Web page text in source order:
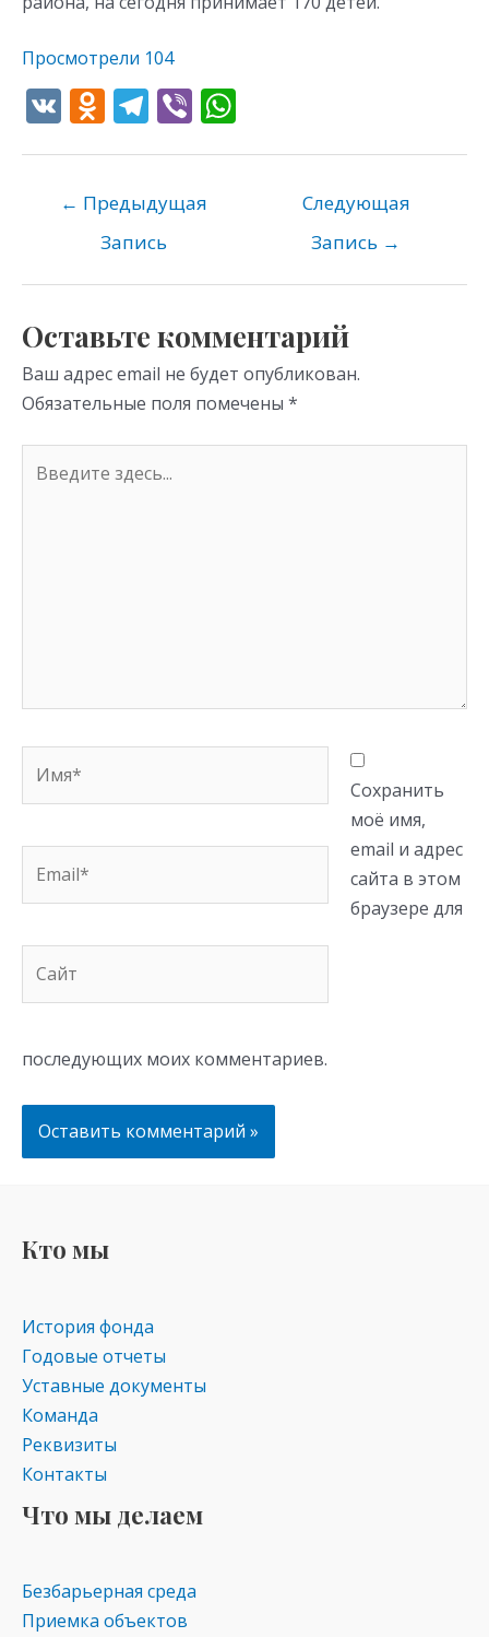
Просмотрели 104
V O
o
kl
as
ni
ki
T
gr
a
m
Vi
p
← Предыдущая
Запись
Следующая
Запись →
Оставьте комментарий
Ваш адрес email не будет опубликован.
Обязательные поля помечены *
здесь...
Сохранить
моё имя,
email и адрес
сайта в этом
браузере для
последующих моих комментариев.
Кто мы
История фонда
Годовые отчеты
Уставные документы
Команда
Реквизиты
Контакты
Что мы делаем
Безбарьерная среда
Приемка объектов